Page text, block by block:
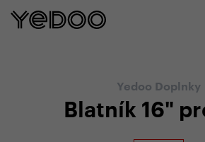
Yedoo Doplnky
Blatník 16"